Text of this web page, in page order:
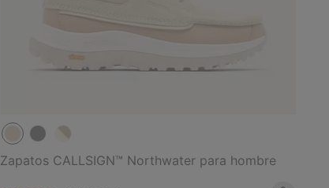
Zapatos CALLSIGN™ Northwater para hombre